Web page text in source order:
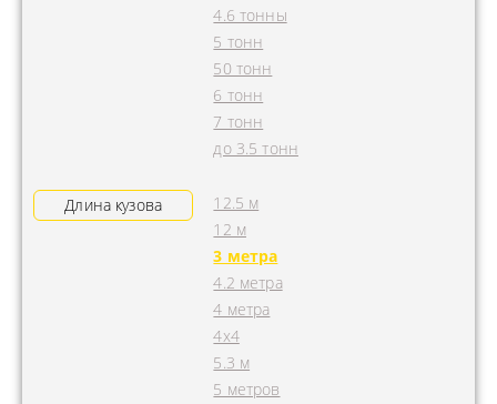
4.6 тонны
5 тонн
50 тонн
6 тонн
7 тонн
до 3.5 тонн
Длина кузова
12.5 м
12 м
3 метра
4.2 метра
4 метра
4x4
5.3 м
5 метров